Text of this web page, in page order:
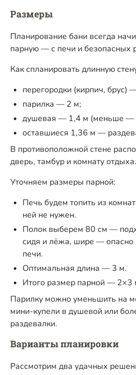
Размеры
Планирование бани всегда
парную — с печи и безопасных
Как спланировать длинную
перегородки (кирпич, брус)
парилка — 2 м;
душевая — 1,4 м (меньше —
оставшиеся 1,36 м —
В противоположной стене
дверь, тамбур и комнату отдыха.
Уточняем размеры парной:
Печь будем топить из
ней не нужен.
Полок выберем 80 см —
сидя и лёжа, шире — опасно
печи.
Оптимальная длина — 3 м.
Итого размер парной — 2×3
Парилку можно уменьшить на
мини-купели в душевой или
раздевалки.
Варианты планировки
Рассмотрим два удачных